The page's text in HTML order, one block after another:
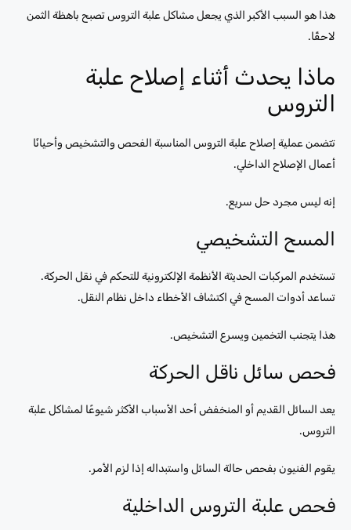
هذا هو السبب الأكبر الذي يجعل مشاكل علبة التروس تصبح باهظة الثمن
لاحقًا.
ماذا يحدث أثناء إصلاح علبة
التروس
تتضمن عملية إصلاح علبة التروس المناسبة الفحص والتشخيص وأحيانًا
أعمال الإصلاح الداخلي.
إنه ليس مجرد حل سريع.
المسح التشخيصي
تستخدم المركبات الحديثة الأنظمة الإلكترونية للتحكم في نقل الحركة.
تساعد أدوات المسح في اكتشاف الأخطاء داخل نظام النقل.
هذا يتجنب التخمين ويسرع التشخيص.
فحص سائل ناقل الحركة
يعد السائل القديم أو المنخفض أحد الأسباب الأكثر شيوعًا لمشاكل علبة
التروس.
يقوم الفنيون بفحص حالة السائل واستبداله إذا لزم الأمر.
فحص علبة التروس الداخلية